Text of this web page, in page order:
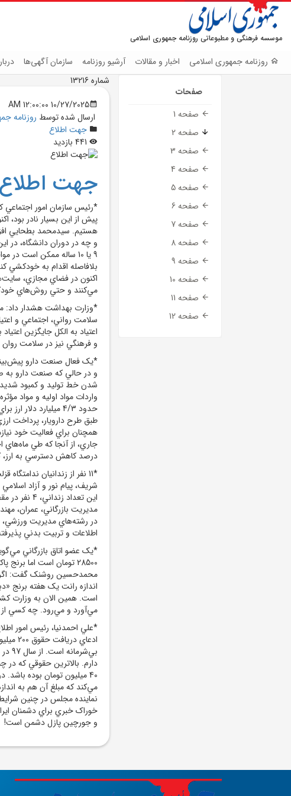
موسسه فرهنگی و مطبوعاتی روزنامه جمهوری اسلامی
روزنامه جمهوری اسلامی اخبار و مقالات آرشیو روزنامه سازمان آگهی‌ها
صفحات
صفحه 1
صفحه 2
صفحه 3
صفحه 4
صفحه 5
صفحه 6
صفحه 7
صفحه 8
صفحه 9
صفحه 10
صفحه 11
صفحه 12
شماره 13216
10/27/2025 12:00:00 AM
ارسال شده توسط روزنامه
جهت اطلاع
جهت اطلاع
پيش از اين بسيار نادر
هستيم. سيدمحمد بطحايي
و چه در دوران دانشگاه،
9 يا 10 ساله ممکن است
بلافاصله اقدام به خودکشي
اکنون در فضاي مجازي،
مي‌کنند و حتي روش‌هاي
*وزارت بهداشت هشدار داد:
سلامت رواني، اجتماعي و
اعتياد به الکل جايگزين
و فرهنگي نيز در سلامت روان
*يک فعال صنعت دارو پيش‌بيني
و در حالي که صنعت دارو به
شدن خط توليد و کمبود شديد
حدود 4/3 ميليارد
طبق طرح دارويار، پرداخت
همچنان براي فعاليت خود
درصد کاهش دسترسي به ارز،
*11 نفر از زندانيان
شريف، پيام نور و آزاد
مديريت بازرگاني، عمران،
در رشته‌هاي مديريت
اطلاعات و تربيت بدني
*يک عضو اتاق بازرگاني
محمدحسين روشنک گفت: اگر
اندازه رانت يک هفته
است. همين الان به وزارت
مي‌آورد و مي‌رود. چه کسي از
*علي احمدنيا، رئيس امور
دارم. بالاترين حقوقي که در
40 ميليون تومان بوده
مي‌کند که مبلغ آن هم به
نماينده مجلس در چنين
خوراک خبري براي دشمنان
و جورچين پازل دشمن است!